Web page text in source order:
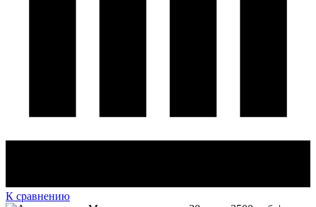
К сравнению